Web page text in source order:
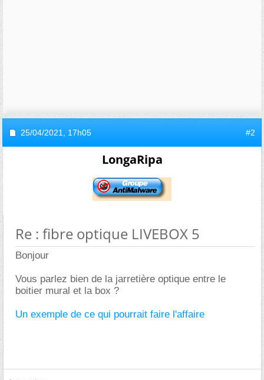
25/04/2021, 17h05 #2
LongaRipa
Re : fibre optique LIVEBOX 5
Bonjour
Vous parlez bien de la jarretière optique entre le
boitier mural et la box ?
Un exemple de ce qui pourrait faire l'affaire